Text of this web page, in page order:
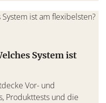
System ist
Vor- und
Produkttests und die